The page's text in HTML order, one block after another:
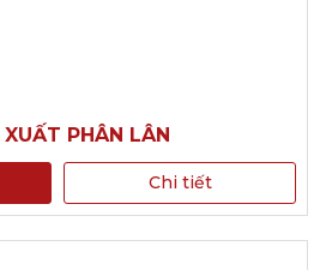
PHÂN LÂN
Chi tiết